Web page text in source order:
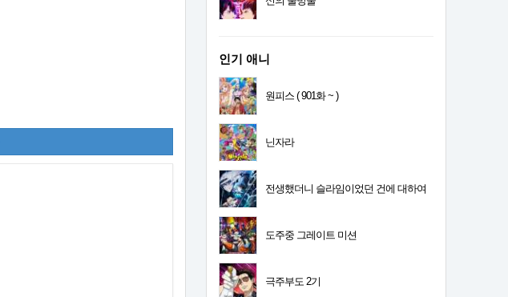
인기 애니
원피스 ( 901화 ~ )
닌자라
전생했더니 슬라임이었던 건에 대하여
도주중 그레이트 미션
극주부도 2기